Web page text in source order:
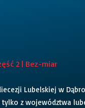
2 | Bez-miar
Lubelskiej w
z województwa